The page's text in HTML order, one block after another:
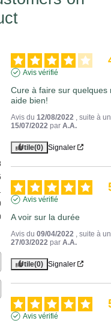
Avis vérifié
Cure à faire sur quelques
aide bien!
Avis du 12/08/2022
, suite à
15/07/2022 parA.A.
Utile(0) Signaler
Avis vérifié
A voir sur la durée
Avis du09/04/2022
, suite à
27/03/2022 parA.A.
Utile(0) Signaler
Avis vérifié